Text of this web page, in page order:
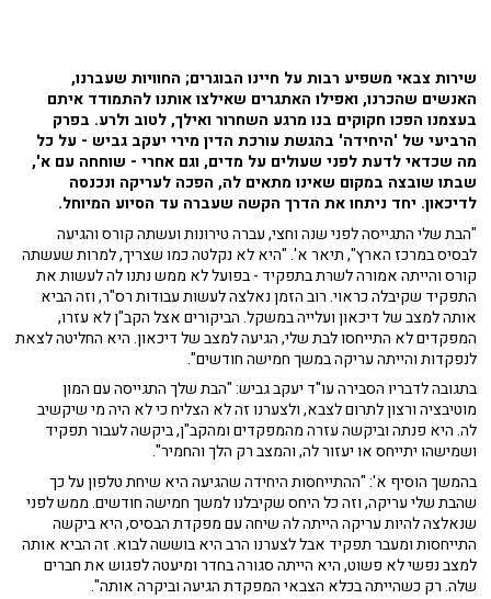
שירות צבאי משפיע רבות על חיינו הבוגרים; החוויות שעברנו,
האנשים שהכרנו, ואפילו האתגרים שאילצו אותנו להתמודד איתם
בעצמנו הפכו חקוקים בנו מרגע השחרור ואילך, לטוב ולרע. בפרק
הרביעי של 'היחידה' בהגשת עורכת הדין מירי יעקב גביש - על כל
מה שכדאי לדעת לפני שעולים על מדים, וגם אחרי - שוחחה עם א',
שבתו שובצה במקום שאינו מתאים לה, הפכה לעריקה ונכנסה
לדיכאון. יחד ניתחו את הדרך הקשה שעברה עד הסיוע המיוחל.
"הבת שלי התגייסה לפני שנה וחצי, עברה טירונות ועשתה קורס והגיעה
לבסיס במרכז הארץ", תיאר א'. "היא לא נקלטה כמו שצריך, למרות שעשתה
קורס והייתה אמורה לשרת בתפקיד - בפועל לא ממש נתנו לה לעשות את
התפקיד שקיבלה כראוי. רוב הזמן נאלצה לעשות עבודות רס"ר, וזה הביא
אותה למצב של דיכאון ועלייה במשקל. הביקורים אצל הקב"ן לא עזרו,
המפקדים לא התייחסו לבת שלי, הגיעה למצב של דיכאון. היא החליטה לצאת
לנפקדות והייתה עריקה במשך חמישה חודשים".
בתגובה לדבריו הסבירה עו"ד יעקב גביש: "הבת שלך התגייסה עם המון
מוטיבציה ורצון לתרום לצבא, ולצערנו זה לא הצליח כי לא היה מי שיקשיב
לה. היא פנתה וביקשה עזרה מהמפקדים ומהקב"ן, ביקשה לעבור תפקיד
ושמישהו יתייחס או יעזור לה, והמצב רק הלך והחמיר".
בהמשך הוסיף א': "ההתייחסות היחידה שהגיעה היא שיחת טלפון על כך
שהבת שלי עריקה, וזה כל היחס שקיבלנו למשך חמישה חודשים. ממש לפני
שנאלצה להיות עריקה הייתה לה שיחה עם מפקדת הבסיס, היא ביקשה
התייחסות ומעבר תפקיד אבל לצערנו הרב היא בוששה לבוא. זה הביא אותה
למצב נפשי לא פשוט, היא הייתה סגורה בחדר ומיעטה לפגוש את חברים
שלה. רק כשהייתה בכלא הצבאי המפקדת הגיעה וביקרה אותה".